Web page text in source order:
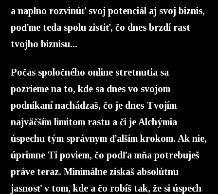
a naplno rozvinúť svoj potenciál aj svoj biznis,
poďme teda spolu zistiť, čo dnes brzdí rast
tvojho biznisu...
Počas spoločného online stretnutia sa
pozrieme na to, kde sa dnes vo svojom
podnikaní nachádzaš, čo je dnes Tvojím
najväčším limitom rastu a či je Alchýmia
úspechu tým správnym ďalším krokom. Ak nie,
úprimne Ti poviem, čo podľa mňa potrebuješ
práve teraz. Minimálne získaš absolútnu
jasnosť v tom, kde a čo robíš tak, že si úspech